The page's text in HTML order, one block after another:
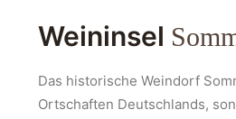
Weininsel
Das historische Weindorf
Ortschaften Deutschlands,